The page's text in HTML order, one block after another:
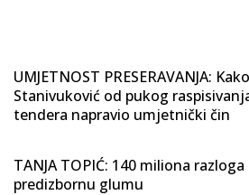
UMJETNOST PRESERAVANJA:
Stanivuković od pukog
tendera napravio umjetnički čin
TANJA TOPIĆ: 140 miliona razloga
predizbornu glumu